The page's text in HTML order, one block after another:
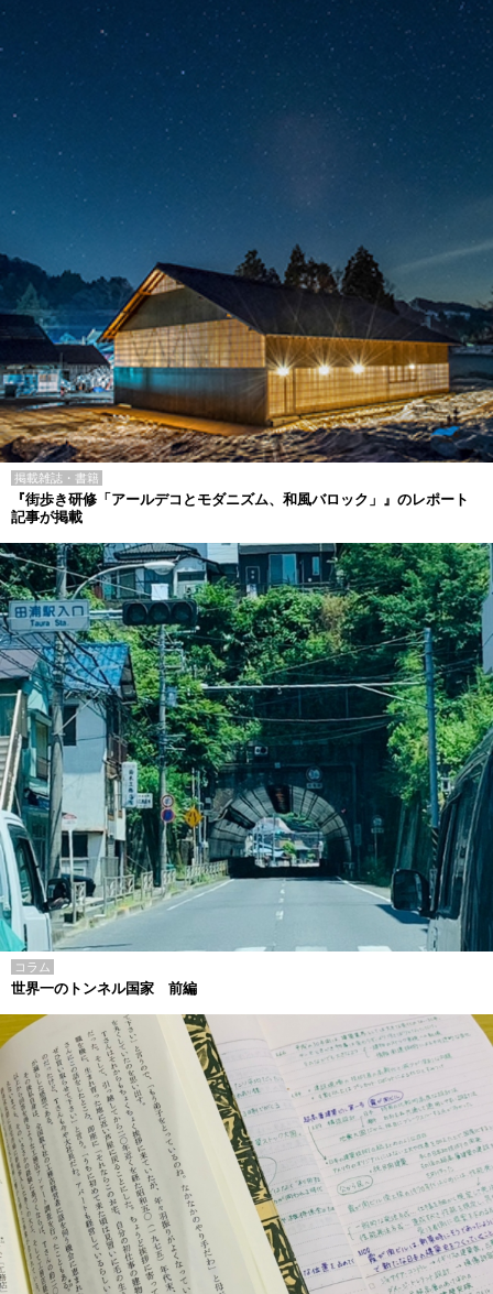
掲載雑誌・書籍
『街歩き研修「アールデコとモダニズム、和風バロック」』のレポート
記事が掲載
コラム
世界一のトンネル国家 前編